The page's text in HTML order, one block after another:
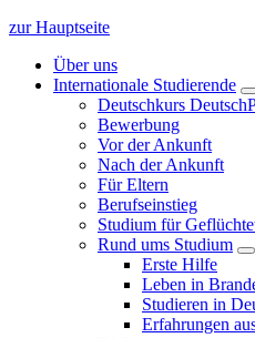
zur Hauptseite
Über uns
Internationale Studierende
Deutschkurs
Bewerbung
Vor der Ankunft
Nach der Ankunft
Für Eltern
Berufseinstieg
Studium für
Rund ums Studium
Erste Hilfe
Leben in
Studieren in
Erfahrungen